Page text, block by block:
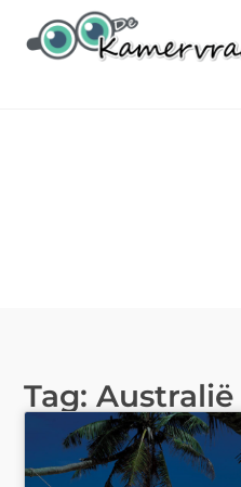
Tag: